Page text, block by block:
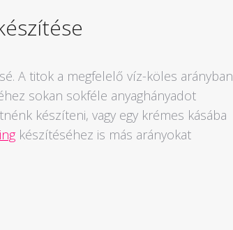
A titok a megfelelő víz-köles arányban
sokan sokféle anyaghányadot
készíteni, vagy egy krémes kásába
készítéséhez is más arányokat